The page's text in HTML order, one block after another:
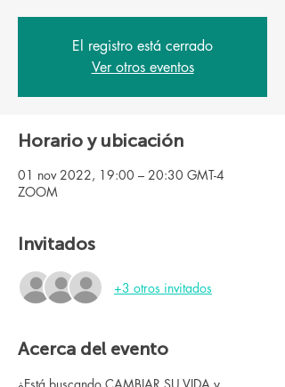
El registro está cerrado
Ver otros eventos
Horario y ubicación
01 nov 2022, 19:00 – 20:30 GMT-4
ZOOM
Invitados
+3 otros invitados
Acerca del evento